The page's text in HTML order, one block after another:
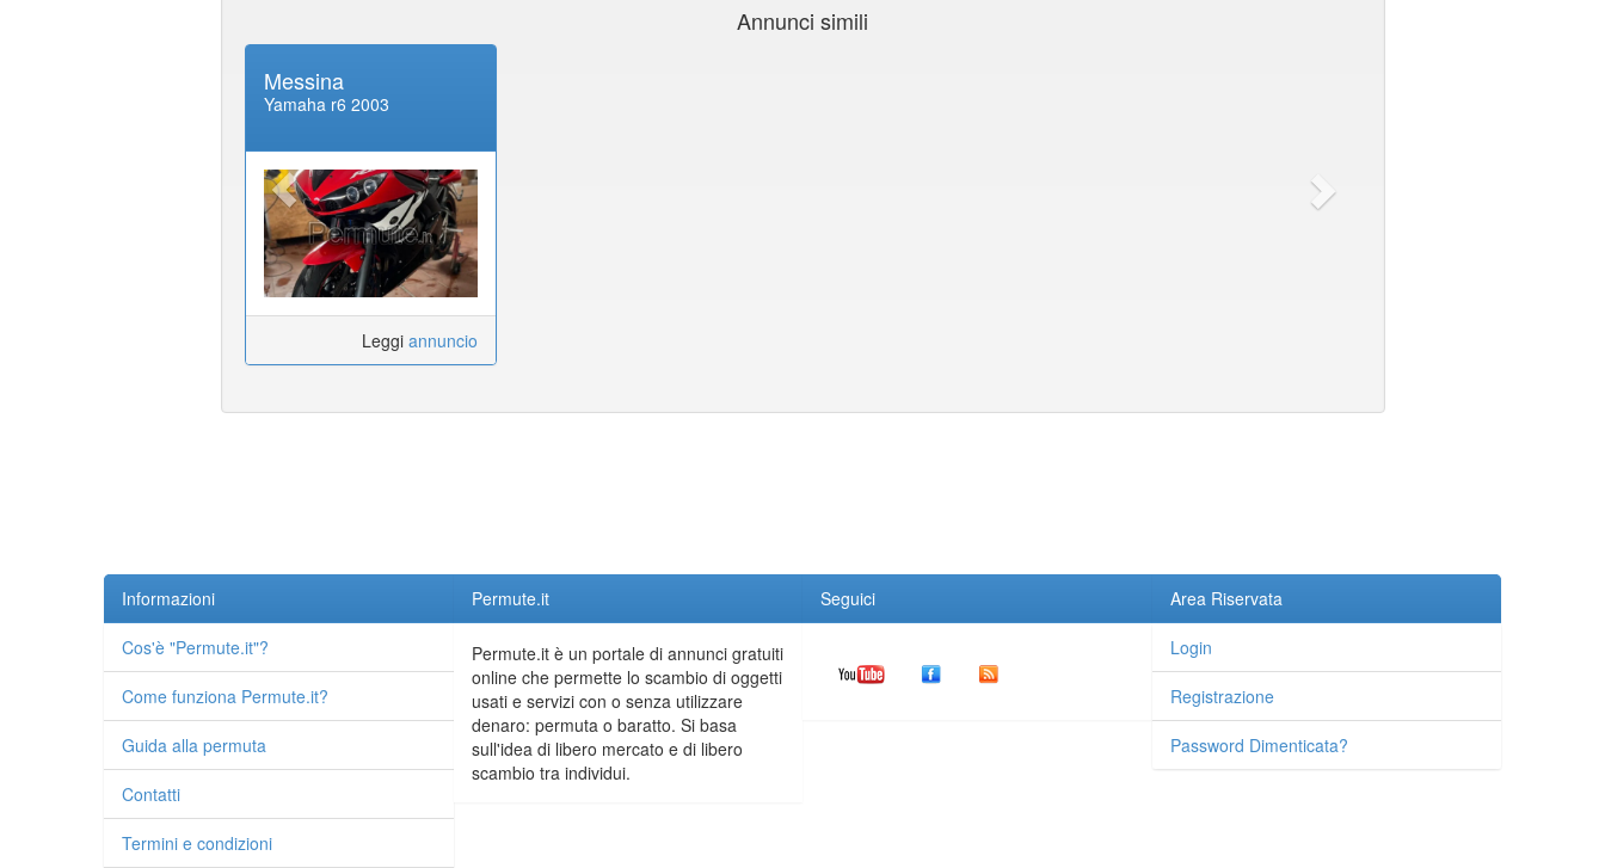
Annunci simili
Messina
Yamaha r6 2003
Leggi annuncio
Informazioni
Cos'è "Permute.it"?
Come funziona Permute.it?
Guida alla permuta
Contatti
Termini e condizioni
Permute.it
Permute.it è un portale di annunci gratuiti
online che permette lo scambio di oggetti
usati e servizi con o senza utilizzare
denaro: permuta o baratto. Si basa
sull'idea di libero mercato e di libero
scambio tra individui.
Seguici Area Riservata
Login
Registrazione
Password Dimenticata?